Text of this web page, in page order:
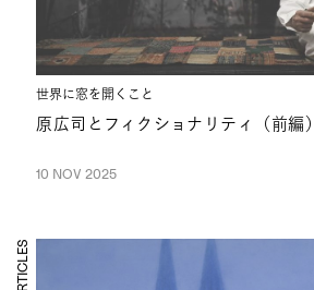
世界に窓を開くこと
原広司とフィクショナリティ（前編）
10 NOV 2025
ARTICLES